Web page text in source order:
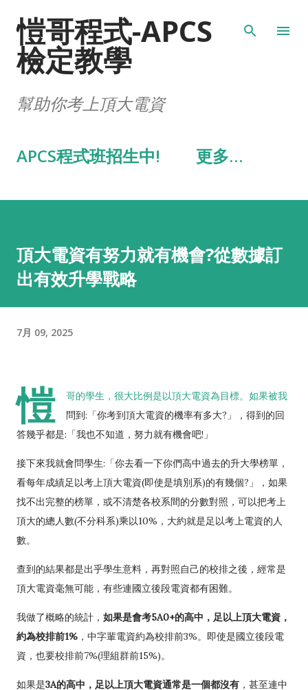
跳到主要內容
愷哥程式-APCS
檢定教學
幫助你考上頂大電資
APCS程式班招生中! 更多…
頂大電資有努力就有機會?從數據訂
出有效升學戰略
7月 09, 2025
愷
哥的學生，很大比例是以頂大電資為目標。如果被我
問到:「你考到頂大電資的機率有多大?」，得到的回
答幾乎都是:「我也不知道，努力就有機會吧!」
接下來我就會問學生:「你去看一下你們高中過去的升大學榜單，
看每年成績足以考上頂大電資(即使是填別系)的有幾個?」，如果
找不出完整的榜單，或不清楚各校系間的分數對照，可以把考上
頂大的總人數(不分科系)乘以10%，大約就是足以考上電資的人
數。
查到的結果都是出乎學生意料，再對照自己的校排之後，經常是
頂大電資毫無可能，有些連國立後段電資都有困難。
我做了概略的統計， 如果是會考5A0+的高中，足以上頂大電資，
約為校排前1% ，中字輩電資約為校排前3%。即使是國立後段電
資，也要校排前7%(理組群前15%)。
如果是3A的高中，足以上頂大電資通常是一個都沒有 ，甚至連中